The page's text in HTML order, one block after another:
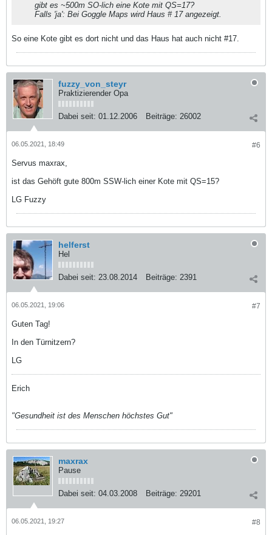
gibt es ~500m SO-lich eine Kote mit QS=17?
Falls 'ja': Bei Goggle Maps wird Haus # 17 angezeigt.
So eine Kote gibt es dort nicht und das Haus hat auch nicht #17.
fuzzy_von_steyr
Praktizierender Opa
Dabei seit: 01.12.2006 Beiträge: 26002
#6
06.05.2021, 18:49
Servus maxrax,
ist das Gehöft gute 800m SSW-lich einer Kote mit QS=15?
LG Fuzzy
helferst
Hel
Dabei seit: 23.08.2014 Beiträge: 2391
#7
06.05.2021, 19:06
Guten Tag!
In den Türnitzern?
LG
Erich
"Gesundheit ist des Menschen höchstes Gut"
maxrax
Pause
Dabei seit: 04.03.2008 Beiträge: 29201
#8
06.05.2021, 19:27